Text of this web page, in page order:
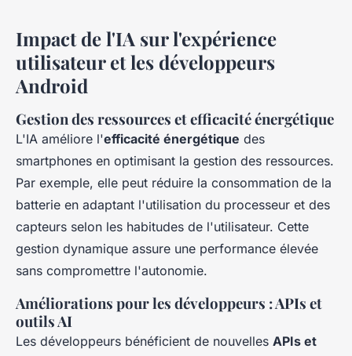
Impact de l'IA sur l'expérience
utilisateur et les développeurs
Android
Gestion des ressources et efficacité énergétique
L'IA améliore l'efficacité énergétique des
smartphones en optimisant la gestion des ressources.
Par exemple, elle peut réduire la consommation de la
batterie en adaptant l'utilisation du processeur et des
capteurs selon les habitudes de l'utilisateur. Cette
gestion dynamique assure une performance élevée
sans compromettre l'autonomie.
Améliorations pour les développeurs : APIs et
outils AI
Les développeurs bénéficient de nouvelles APIs et